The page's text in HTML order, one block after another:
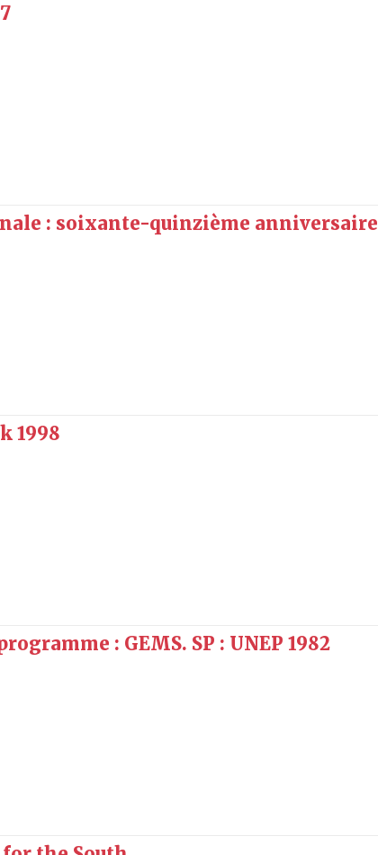
: soixante-quinzième anniversaire
1998
: GEMS. SP : UNEP 1982